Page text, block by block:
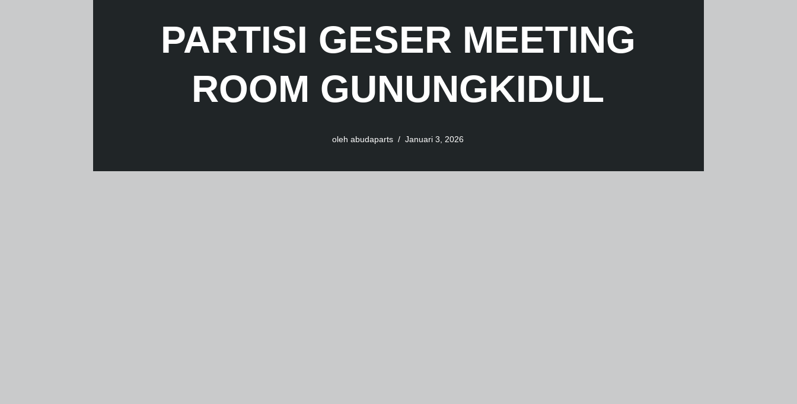
PARTISI GESER MEETING
ROOM GUNUNGKIDUL
oleh abudaparts Januari 3, 2026